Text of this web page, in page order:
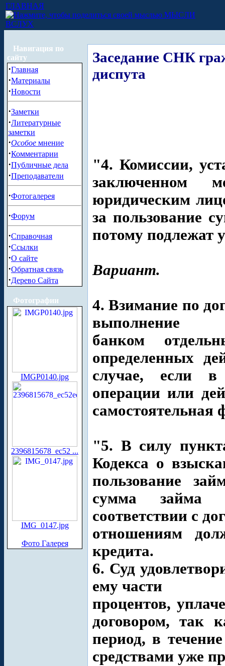
ГЛАВНАЯ
МЫСЛИ
ВСЛУХ
Навигация по
сайту
·Главная
·Материалы
·Новости
·Заметки
·Литературные
заметки
·Особое мнение
·Комментарии
·Публичные дела
·Преподаватели
·Фотогалерея
·Форум
·Справочная
·Ссылки
·О сайте
·Обратная связь
·Дерево Сайта
Фотографии
IMGP0140.jpg
2396815678_ec52 ...
IMG_0147.jpg
Фото Галерея
Заседание СНК
диспута
"4. Комиссии,
заключенном
юридическим
за пользование
потому подлежат
Вариант.
4. Взимание по
выполнение
банком
определенных
случае, если в
операции или
самостоятельная
"5. В силу
Кодекса о
пользование
сумма займа
соответствии с
отношениям
кредита.
6. Суд
ему части
процентов,
договором, так
период, в
средствами уже